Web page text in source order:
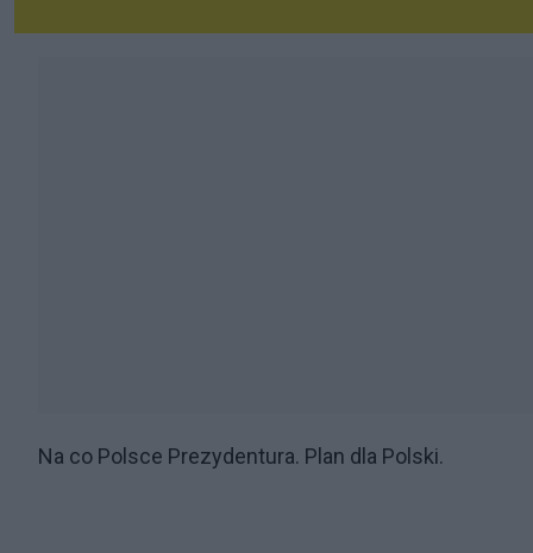
Na co Polsce Prezydentura. Plan dla Polski.